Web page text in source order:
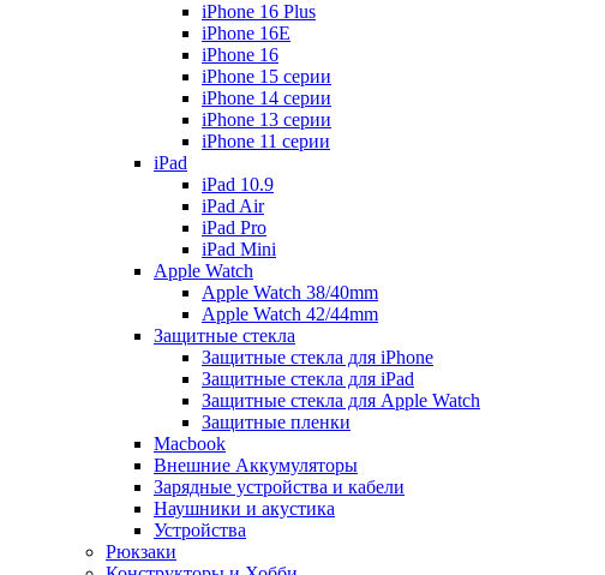
iPhone 16 Plus
iPhone 16E
iPhone 16
iPhone 15 серии
iPhone 14 серии
iPhone 13 серии
iPhone 11 серии
iPad
iPad 10.9
iPad Air
iPad Pro
iPad Mini
Apple Watch
Apple Watch 38/40mm
Apple Watch 42/44mm
Защитные стекла
Защитные стекла для iPhone
Защитные стекла для iPad
Защитные стекла для Apple Watch
Защитные пленки
Macbook
Внешние Аккумуляторы
Зарядные устройства и кабели
Наушники и акустика
Устройства
Рюкзаки